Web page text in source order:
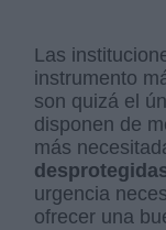
Las
instrumento
son quizá el
disponen de
más
urgencia
ofrecer una